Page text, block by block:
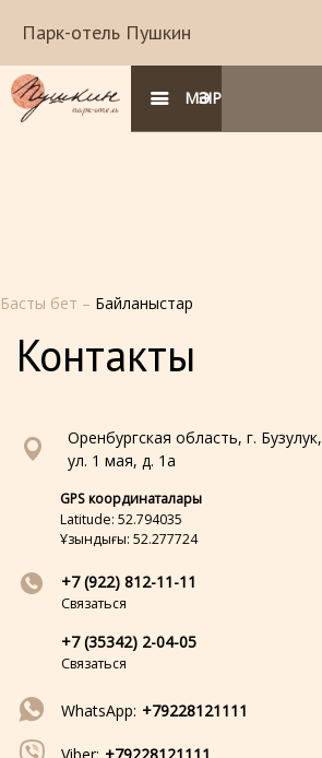
Парк-отель Пушкин
МӘЗІР
Басты бет – Байланыстар
Контакты
Оренбургская область, г. Бузулук,
ул. 1 мая, д. 1а
GPS координаталары
Latitude: 52.794035
Ұзындығы: 52.277724
+7 (922) 812-11-11
Связаться
+7 (35342) 2-04-05
Связаться
WhatsApp: +79228121111
Viber: +79228121111